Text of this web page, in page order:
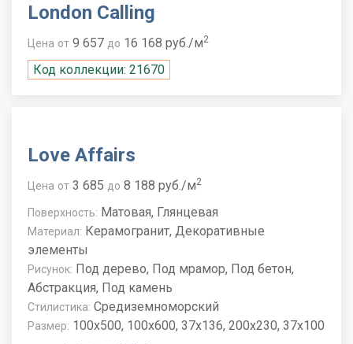
London Calling
Цена от 9 657 до 16 168 руб./м2
Код коллекции: 21670
Love Affairs
Цена от 3 685 до 8 188 руб./м2
Поверхность: Матовая, Глянцевая
Материал: Керамогранит, Декоративные
элементы
Рисунок: Под дерево, Под мрамор, Под бетон,
Абстракция, Под камень
Стилистика: Средиземноморский
Размер: 100x500, 100x600, 37x136, 200x230, 37x100